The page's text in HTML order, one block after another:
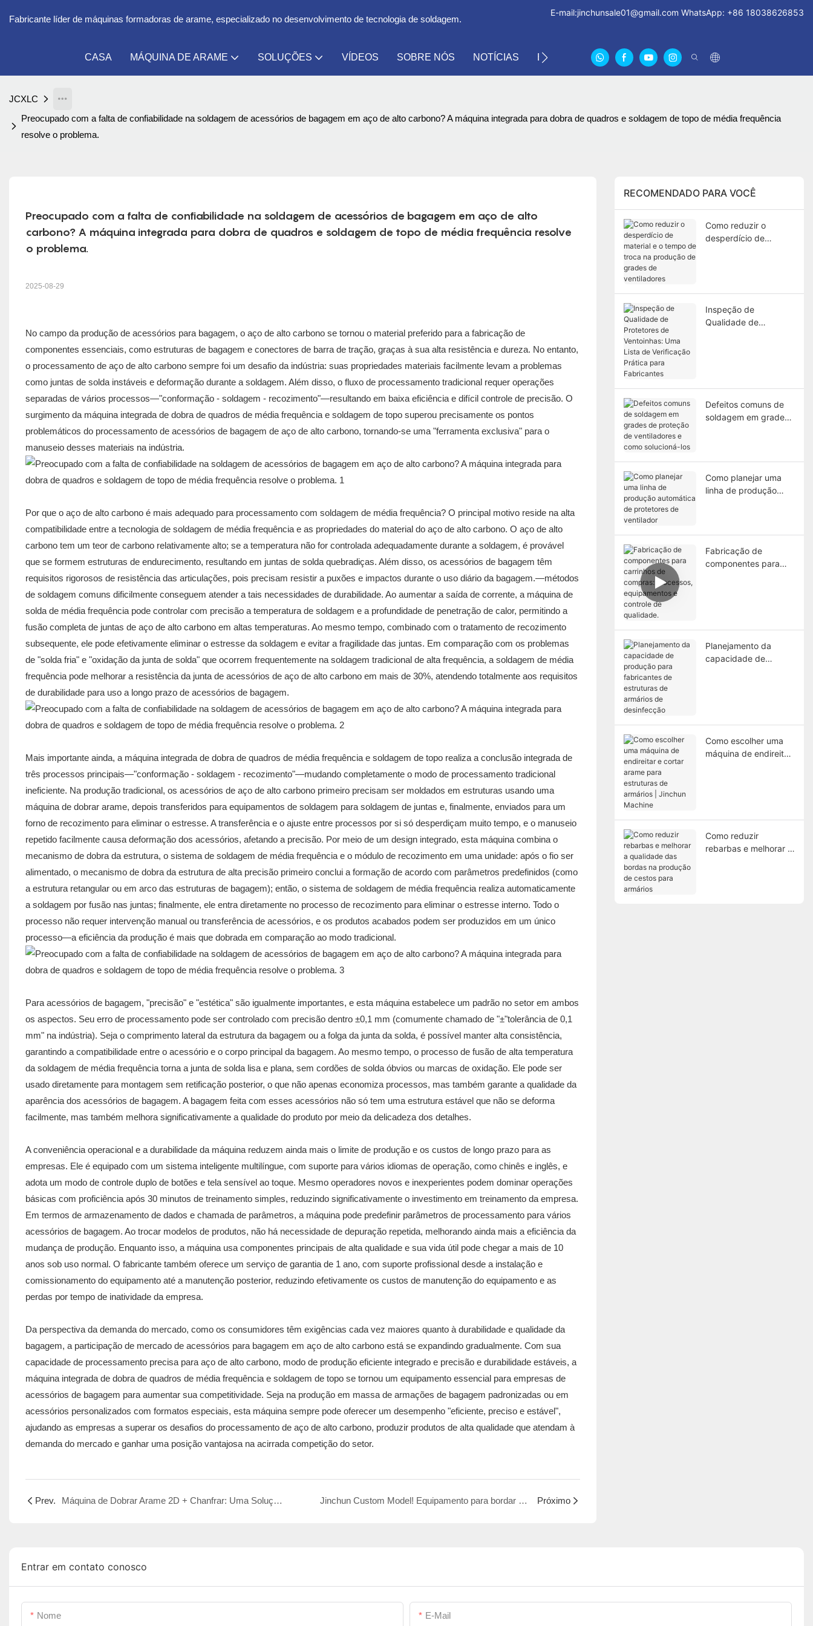
Fabricante líder de máquinas formadoras de arame, especializado no desenvolvimento de tecnologia de soldagem.
E-mail:jinchunsale01@gmail.com WhatsApp: +86 18038626853
CASA MÁQUINA DE ARAME SOLUÇÕES VÍDEOS SOBRE NÓS NOTÍCIAS ENTRE EM CONTATO CONOSCO SOBRE NÓS
JCXLC
Preocupado com a falta de confiabilidade na soldagem de acessórios de bagagem em aço de alto carbono? A máquina integrada para dobra de quadros e soldagem de topo de média frequência
resolve o problema.
Preocupado com a falta de confiabilidade na soldagem de acessórios de bagagem em aço de alto
carbono? A máquina integrada para dobra de quadros e soldagem de topo de média frequência resolve
o problema.
2025-08-29
No campo da produção de acessórios para bagagem, o aço de alto carbono se tornou o material preferido para a fabricação de
componentes essenciais, como estruturas de bagagem e conectores de barra de tração, graças à sua alta resistência e dureza. No entanto,
o processamento de aço de alto carbono sempre foi um desafio da indústria: suas propriedades materiais facilmente levam a problemas
como juntas de solda instáveis ​​e deformação durante a soldagem. Além disso, o fluxo de processamento tradicional requer operações
separadas de vários processos—"conformação - soldagem - recozimento"—resultando em baixa eficiência e difícil controle de precisão. O
surgimento da máquina integrada de dobra de quadros de média frequência e soldagem de topo superou precisamente os pontos
problemáticos do processamento de acessórios de bagagem de aço de alto carbono, tornando-se uma "ferramenta exclusiva" para o
manuseio desses materiais na indústria.
Por que o aço de alto carbono é mais adequado para processamento com soldagem de média frequência? O principal motivo reside na alta
compatibilidade entre a tecnologia de soldagem de média frequência e as propriedades do material do aço de alto carbono. O aço de alto
carbono tem um teor de carbono relativamente alto; se a temperatura não for controlada adequadamente durante a soldagem, é provável
que se formem estruturas de endurecimento, resultando em juntas de solda quebradiças. Além disso, os acessórios de bagagem têm
requisitos rigorosos de resistência das articulações, pois precisam resistir a puxões e impactos durante o uso diário da bagagem.—métodos
de soldagem comuns dificilmente conseguem atender a tais necessidades de durabilidade. Ao aumentar a saída de corrente, a máquina de
solda de média frequência pode controlar com precisão a temperatura de soldagem e a profundidade de penetração de calor, permitindo a
fusão completa de juntas de aço de alto carbono em altas temperaturas. Ao mesmo tempo, combinado com o tratamento de recozimento
subsequente, ele pode efetivamente eliminar o estresse da soldagem e evitar a fragilidade das juntas. Em comparação com os problemas
de "solda fria" e "oxidação da junta de solda" que ocorrem frequentemente na soldagem tradicional de alta frequência, a soldagem de média
frequência pode melhorar a resistência da junta de acessórios de aço de alto carbono em mais de 30%, atendendo totalmente aos requisitos
de durabilidade para uso a longo prazo de acessórios de bagagem.
Mais importante ainda, a máquina integrada de dobra de quadros de média frequência e soldagem de topo realiza a conclusão integrada de
três processos principais—"conformação - soldagem - recozimento"—mudando completamente o modo de processamento tradicional
ineficiente. Na produção tradicional, os acessórios de aço de alto carbono primeiro precisam ser moldados em estruturas usando uma
máquina de dobrar arame, depois transferidos para equipamentos de soldagem para soldagem de juntas e, finalmente, enviados para um
forno de recozimento para eliminar o estresse. A transferência e o ajuste entre processos por si só desperdiçam muito tempo, e o manuseio
repetido facilmente causa deformação dos acessórios, afetando a precisão. Por meio de um design integrado, esta máquina combina o
mecanismo de dobra da estrutura, o sistema de soldagem de média frequência e o módulo de recozimento em uma unidade: após o fio ser
alimentado, o mecanismo de dobra da estrutura de alta precisão primeiro conclui a formação de acordo com parâmetros predefinidos (como
a estrutura retangular ou em arco das estruturas de bagagem); então, o sistema de soldagem de média frequência realiza automaticamente
a soldagem por fusão nas juntas; finalmente, ele entra diretamente no processo de recozimento para eliminar o estresse interno. Todo o
processo não requer intervenção manual ou transferência de acessórios, e os produtos acabados podem ser produzidos em um único
processo—a eficiência da produção é mais que dobrada em comparação ao modo tradicional.
Para acessórios de bagagem, "precisão" e "estética" são igualmente importantes, e esta máquina estabelece um padrão no setor em ambos
os aspectos. Seu erro de processamento pode ser controlado com precisão dentro ±0,1 mm (comumente chamado de "±"tolerância de 0,1
mm" na indústria). Seja o comprimento lateral da estrutura da bagagem ou a folga da junta da solda, é possível manter alta consistência,
garantindo a compatibilidade entre o acessório e o corpo principal da bagagem. Ao mesmo tempo, o processo de fusão de alta temperatura
da soldagem de média frequência torna a junta de solda lisa e plana, sem cordões de solda óbvios ou marcas de oxidação. Ele pode ser
usado diretamente para montagem sem retificação posterior, o que não apenas economiza processos, mas também garante a qualidade da
aparência dos acessórios de bagagem. A bagagem feita com esses acessórios não só tem uma estrutura estável que não se deforma
facilmente, mas também melhora significativamente a qualidade do produto por meio da delicadeza dos detalhes.
A conveniência operacional e a durabilidade da máquina reduzem ainda mais o limite de produção e os custos de longo prazo para as
empresas. Ele é equipado com um sistema inteligente multilíngue, com suporte para vários idiomas de operação, como chinês e inglês, e
adota um modo de controle duplo de botões e tela sensível ao toque. Mesmo operadores novos e inexperientes podem dominar operações
básicas com proficiência após 30 minutos de treinamento simples, reduzindo significativamente o investimento em treinamento da empresa.
Em termos de armazenamento de dados e chamada de parâmetros, a máquina pode predefinir parâmetros de processamento para vários
acessórios de bagagem. Ao trocar modelos de produtos, não há necessidade de depuração repetida, melhorando ainda mais a eficiência da
mudança de produção. Enquanto isso, a máquina usa componentes principais de alta qualidade e sua vida útil pode chegar a mais de 10
anos sob uso normal. O fabricante também oferece um serviço de garantia de 1 ano, com suporte profissional desde a instalação e
comissionamento do equipamento até a manutenção posterior, reduzindo efetivamente os custos de manutenção do equipamento e as
perdas por tempo de inatividade da empresa.
Da perspectiva da demanda do mercado, como os consumidores têm exigências cada vez maiores quanto à durabilidade e qualidade da
bagagem, a participação de mercado de acessórios para bagagem em aço de alto carbono está se expandindo gradualmente. Com sua
capacidade de processamento precisa para aço de alto carbono, modo de produção eficiente integrado e precisão e durabilidade estáveis, a
máquina integrada de dobra de quadros de média frequência e soldagem de topo se tornou um equipamento essencial para empresas de
acessórios de bagagem para aumentar sua competitividade. Seja na produção em massa de armações de bagagem padronizadas ou em
acessórios personalizados com formatos especiais, esta máquina sempre pode oferecer um desempenho "eficiente, preciso e estável",
ajudando as empresas a superar os desafios do processamento de aço de alto carbono, produzir produtos de alta qualidade que atendam à
demanda do mercado e ganhar uma posição vantajosa na acirrada competição do setor.
Prev. Máquina de Dobrar Arame 2D + Chanfrar: Uma Solução Eficiente, Precisa e Segura para a Produção de Ganchos de Supermercado Jinchun Custom Model! Equipamento para bordar com cobertura de malha de perfil de alumínio, adequado para pequenas e grandes necessidades de processamento de bordas Próximo
RECOMENDADO PARA VOCÊ
Como reduzir o
desperdício de
Inspeção de
Qualidade de
Defeitos comuns de
soldagem em grades
Como planejar uma
linha de produção
Fabricação de
componentes para
Planejamento da
capacidade de
Como escolher uma
máquina de endireitar
Como reduzir
rebarbas e melhorar a
Entrar em contato conosco
Nome E-Mail